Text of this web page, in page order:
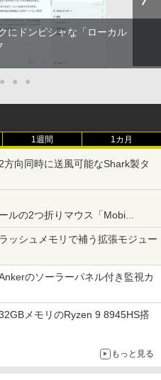
にドンピシャな「ローカル
● ● ●
1週間 1カ月
方向同時に送風可能なShark製タ
ルの2つ折りマウス「Mobi
とは？
ッシュメモリで補う拡張モジュー
のソーラーパネル付き監視カ
メモリのRyzen 9 8945HS搭
もっと見る